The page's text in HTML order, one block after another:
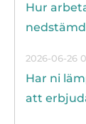
Hur
2026-06-26
Har ni
att